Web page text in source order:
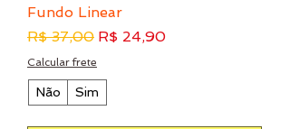
Fundo Linear
Preço normal
R$ 37,00 Preço promocional
R$ 24,90
Calcular frete
Não Sim